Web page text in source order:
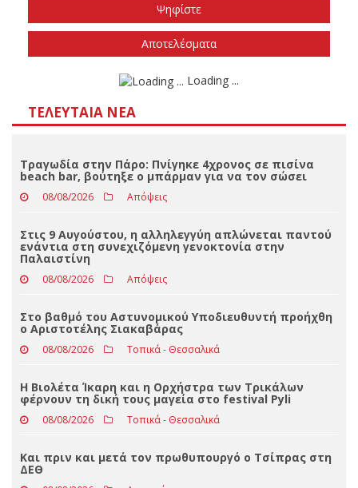
Το φθινόπωρο του 2026
Την άνοιξη του 2027
Δεν ξέρω/δεν απαντώ
ΤΕΛΕΥΤΑΊΑ ΝΈΑ
Τραγωδία στην Πάρο: Πνίγηκε 4χρονος σε πισίνα
beach bar, βούτηξε ο μπάρμαν για να τον σώσει
08/08/2026
ενάντια στη συνεχιζόμενη γενοκτονία στην
Παλαιστίνη
08/08/2026 Απόψεις
Στο βαθμό του Αστυνομικού Υποδιευθυντή προήχθη
ο Αριστοτέλης Σιακαβάρας
08/08/2026 Τοπικά - Θεσσαλικά
Η Βιολέτα Ίκαρη και η Ορχήστρα των Τρικάλων
φέρνουν τη δική τους μαγεία στο festival Pyli